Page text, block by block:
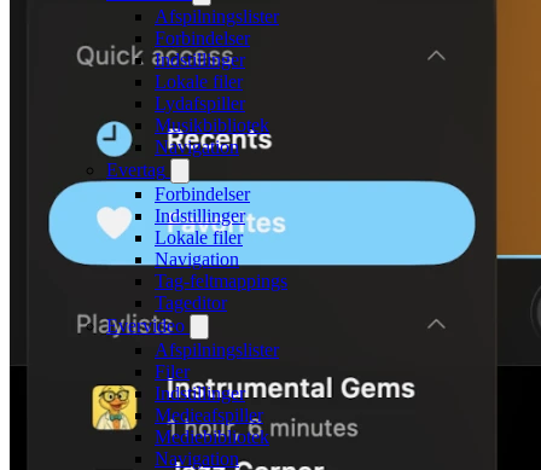
Afspilningslister
Forbindelser
Indstillinger
Lokale filer
Lydafspiller
Musikbibliotek
Navigation
Evertag
Forbindelser
Indstillinger
Lokale filer
Navigation
Tag-feltmappings
Tageditor
Evervideo
Afspilningslister
Filer
Indstillinger
Medieafspiller
Mediebibliotek
Navigation